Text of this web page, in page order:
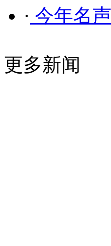
· 今年名
更多新闻